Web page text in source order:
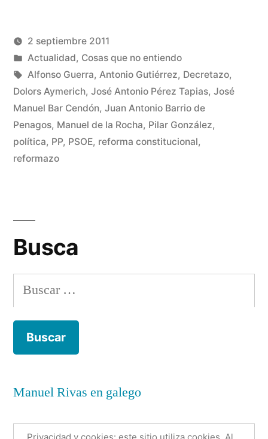
ventana
una
ventana
Publicado
por
Manuel
Rivas
Álvarez
2 septiembre 2011
Publicado
en
Actualidad, Cosas que no entiendo
Etiquetas:
Alfonso Guerra, Antonio Gutiérrez, Decretazo,
Dolors Aymerich, José Antonio Pérez Tapias, José
Manuel Bar Cendón, Juan Antonio Barrio de
Penagos, Manuel de la Rocha, Pilar González,
política, PP, PSOE, reforma constitucional,
reformazo
Busca
Buscar:
Manuel Rivas en galego